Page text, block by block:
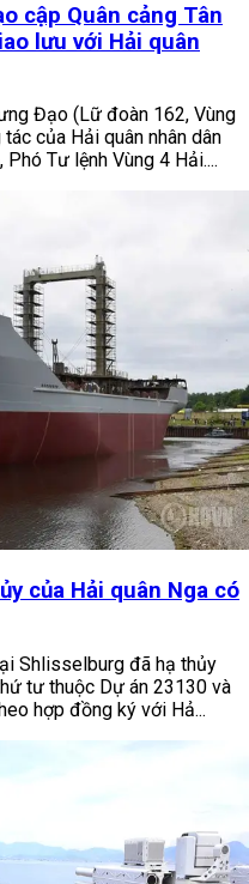
cập Quân cảng Tân
lưu với Hải quân
Đạo (Lữ đoàn 162, Vùng
của Hải quân nhân dân
Tư lệnh Vùng 4 Hải....
của Hải quân Nga có
Shlisselburg đã hạ thủy
tư thuộc Dự án 23130 và
hợp đồng ký với Hả...